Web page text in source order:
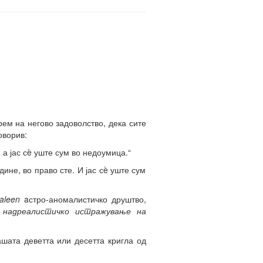
на негово задоволство, дека сите
јас сè уште сум во недоумица.“
во право сте. И јас сè уште сум
aстро-аномалистичко друштво,
истражување на
деветта или десетта кригла од